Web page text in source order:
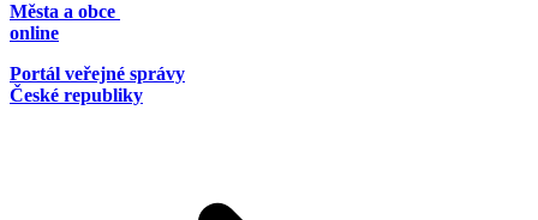
Města a obce
online
Portál veřejné správy
České republiky